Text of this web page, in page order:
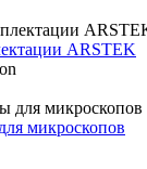
ARSTEK
микроскопов